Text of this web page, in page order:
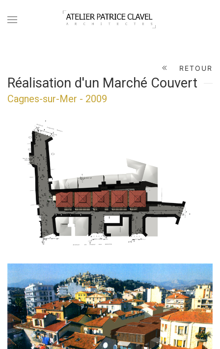
RETOUR
Réalisation d'un Marché Couvert
Cagnes-sur-Mer - 2009